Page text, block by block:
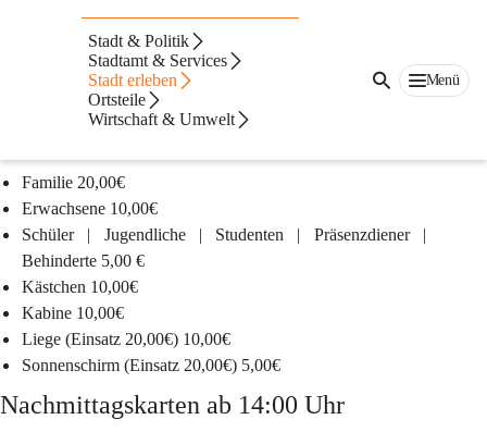
Stadt & Politik
Stadtamt & Services
Stadt erleben
Ortsteile
Wirtschaft & Umwelt
Menü
Freibad Preise
Tageseintritte & Saisonkarten
Familie 20,00€
Erwachsene 10,00€
Schüler | Jugendliche | Studenten | Präsenzdiener |
Behinderte 5,00 €
Kästchen 10,00€
Kabine 10,00€
Liege (Einsatz 20,00€) 10,00€
Sonnenschirm (Einsatz 20,00€) 5,00€
Nachmittagskarten ab 14:00 Uhr